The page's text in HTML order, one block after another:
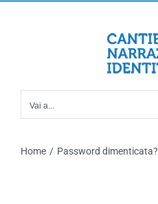
Vai a...
Home / Password dimenticata?